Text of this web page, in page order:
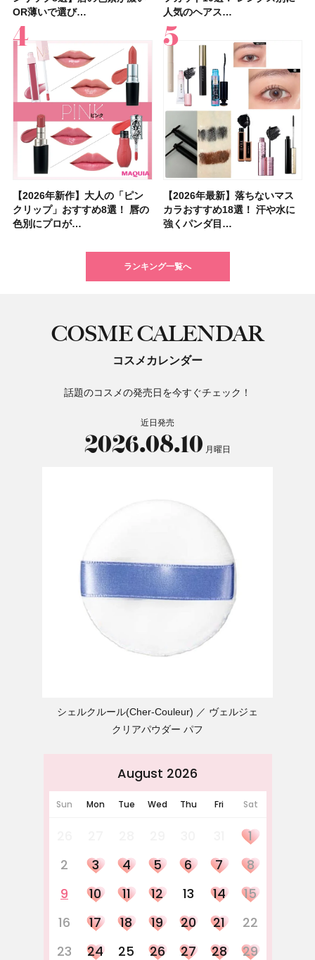
OR薄いで選び…
人気のヘアス…
【2026年新作】大人の「ピン
クリップ」おすすめ8選！ 唇の
色別にプロが…
【2026年最新】落ちないマス
カラおすすめ18選！ 汗や水に
強くパンダ目…
キンケアからサプ…
たからこそ愛が深…
【クリスマスコフレ2026】ク
リニークのホリデーコフレを一
挙紹介！ 人気…
【2026夏】「大人のニキビケ
ア」ランキングTOP5！＜マキ
アビューティ…
OR薄いで選び…
色別にプロが…
【2026年最新】落ちないマス
カラおすすめ18選！ 汗や水に
強くパンダ目…
シャネルの新作リップ「ルージ
ュ ココ イドゥラ グロス」全15
色スウォッ…
注目の人気…
すぎると話題…
【石井美保さん・50歳のボディ
ケア愛用品16選】首・手・バス
トのパーツケ…
【ニベア】美容液リップクリー
ム＆ボディスクラブが新登場！
大人気の色付き…
め！ さっぱりご飯…
続！ 歩くとき…
【石井美保さんのおすすめお菓
子＆お茶10選】手土産にもぴっ
たり
【40代以上におすすめのプロテ
イン10選】美と健康に不可欠な
タンパク質を…
人気のヘアス…
アム・ロング…
【2026年夏】小顔に見えるボ
ブの髪型37選！ レイヤー・切
りっぱなしな…
【最新】髪のうねり・広がり・
くせ毛におすすめのシャンプー
17選
etc.お気に…
や脚も喜んでくれ…
【ILLIT（アイリット）ライブ
レポ】TOYOTA ARENA
TOKY…
【無印良品】スキンケア×衣料
素材の最強タッグで実現！ 着
るだけで保湿でき…
」10モモピュ…
ベブルベ分け！
【ルナソルアイシャドウ】アイ
カラーレーションN新色・限定
色をイエベ・ブ…
ツヤ好きの人生チーク！エナモ
ル メロウメルティングチーク
限定〈102 ロ…
ランキング一覧へ
COSME CALENDAR
コスメカレンダー
話題のコスメの発売日を今すぐチェック！
近日発売
2026.08.10 月曜日
シェルクルール(Cher-Couleur)
ヴェルジェ
クリアパウダー パフ
August 2026
Sun Mon Tue Wed Thu Fri Sat
1
2
3 4 5 6 7
8
9
10 11 12 13 14
15
16
17 18 19 20 21
22
23
24 25 26 27 28 29